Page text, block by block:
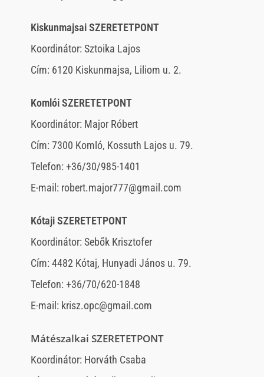
Kiskunmajsai SZERETETPONT
Koordinátor: Sztoika Lajos
Cím: 6120 Kiskunmajsa, Liliom u. 2.
Komlói SZERETETPONT
Koordinátor: Major Róbert
Cím: 7300 Komló, Kossuth Lajos u. 79.
Telefon: +36/30/985-1401
E-mail: robert.major777@gmail.com
Kótaji SZERETETPONT
Koordinátor: Sebők Krisztofer
Cím: 4482 Kótaj, Hunyadi János u. 79.
Telefon: +36/70/620-1848
E-mail: krisz.opc@gmail.com
Mátészalkai SZERETETPONT
Koordinátor: Horváth Csaba